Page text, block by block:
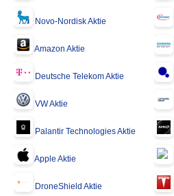
Novo-Nordisk Aktie
Amazon Aktie
Deutsche Telekom Aktie
VW Aktie
Palantir Technologies Aktie
Apple Aktie
DroneShield Aktie